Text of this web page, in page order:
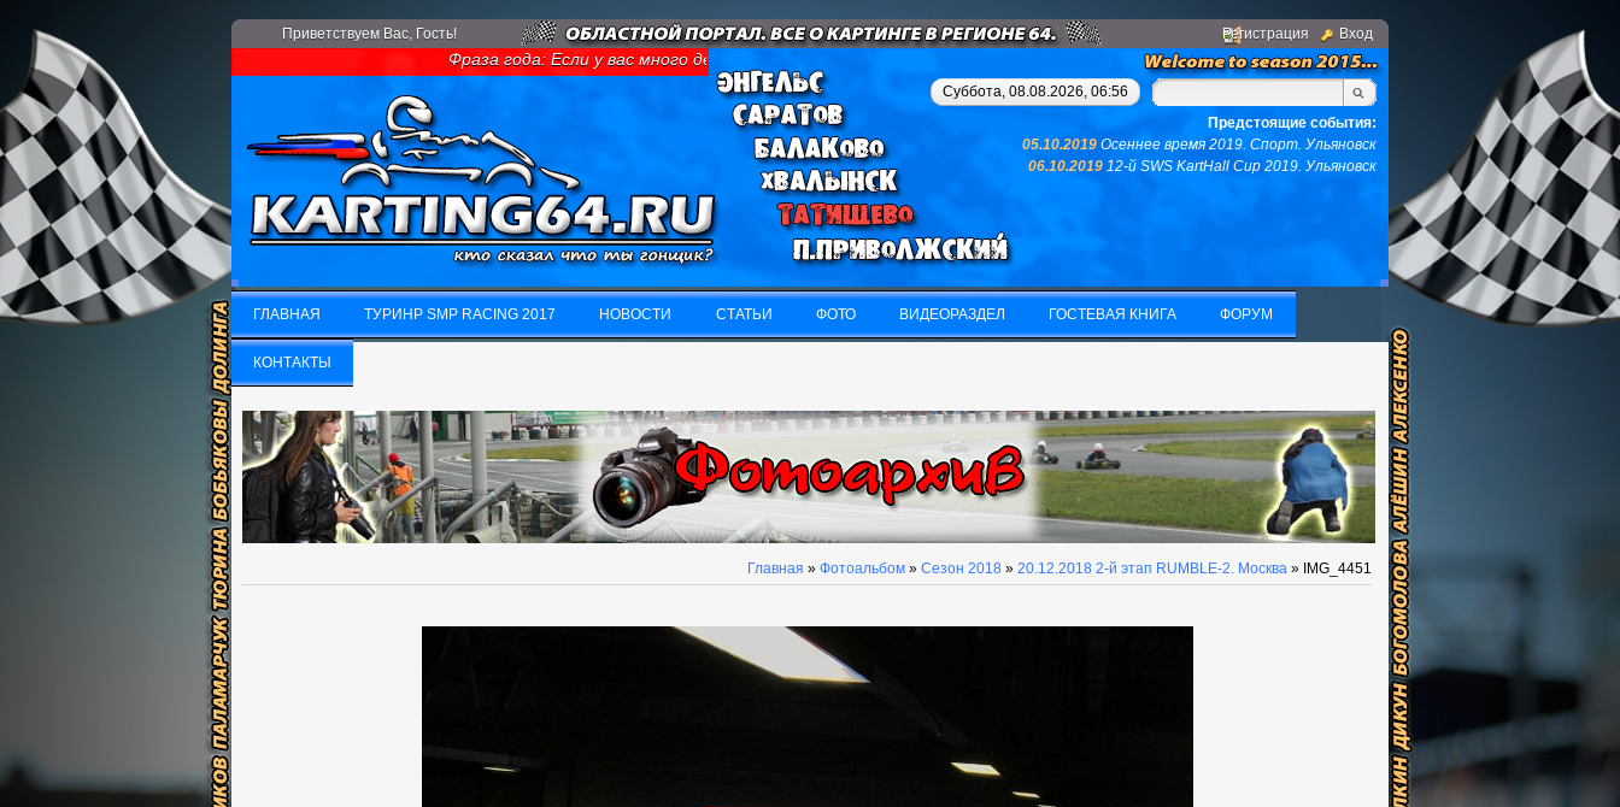
Приветствуем Вас, Гость! Регистрация Вход
Фраза года: Если у вас много денег и свободного времени - займитесь картингом, у вас не останется ни того ни другого...(с)интернет.
Суббота, 08.08.2026, 06:56
Предстоящие события:
05.10.2019 Осеннее время 2019. Спорт. Ульяновск
06.10.2019 12-й SWS KartHall Cup 2019. Ульяновск
ГЛАВНАЯ
ГЛАВНАЯ
ТУРИНР SMP RACING 2017 НОВОСТИ СТАТЬИ ФОТО ВИДЕОРАЗДЕЛ ГОСТЕВАЯ КНИГА ФОРУМ
КОНТАКТЫ
КОНТАКТЫ
Главная » Фотоальбом » Сезон 2018 » 20.12.2018 2-й этап RUMBLE-2. Москва » IMG_4451